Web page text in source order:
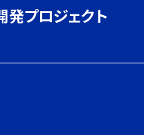
発プロジェクト